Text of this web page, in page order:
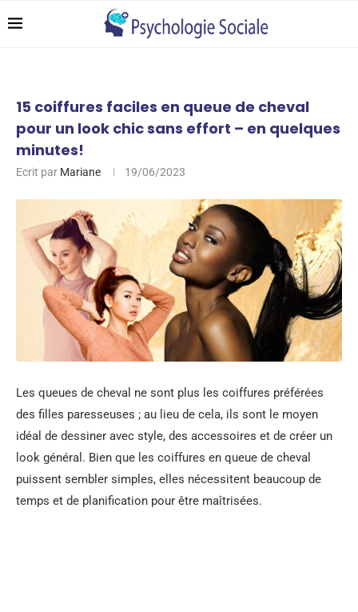
15 coiffures faciles en queue de cheval
pour un look chic sans effort – en quelques
minutes!
Ecrit par Mariane 19/06/2023
Les queues de cheval ne sont plus les coiffures préférées
des filles paresseuses ; au lieu de cela, ils sont le moyen
idéal de dessiner avec style, des accessoires et de créer un
look général. Bien que les coiffures en queue de cheval
puissent sembler simples, elles nécessitent beaucoup de
temps et de planification pour être maîtrisées.